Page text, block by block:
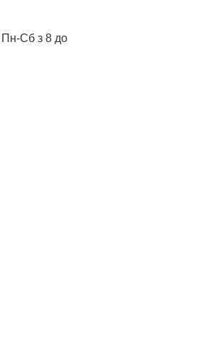
Пн-Сб з 8 до